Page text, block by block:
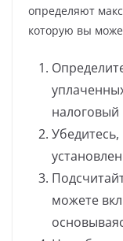
определяют
которую вы
налоговый
можете